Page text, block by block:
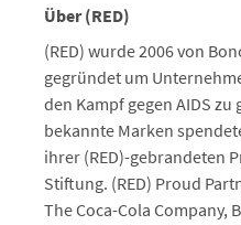
Über (RED)
(RED) wurde 2006 von
gegründet um
den Kampf gegen AIDS
bekannte Marken
ihrer (RED)-gebrandeten
Stiftung. (RED) Proud
The Coca-Cola Company,